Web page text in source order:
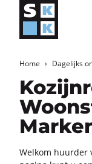
Home Dagelijks
Wel­kom huur­der